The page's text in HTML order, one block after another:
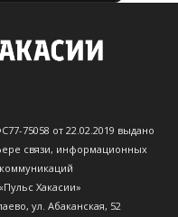
75058 от 22.02.2019 выдано
связи, информационных
Хакасии»
ул. Абаканская, 52